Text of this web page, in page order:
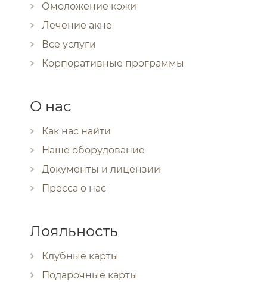
Омоложение кожи
Лечение акне
Все услуги
Корпоративные программы
О нас
Как нас найти
Наше оборудование
Документы и лицензии
Пресса о нас
Лояльность
Клубные карты
Подарочные карты